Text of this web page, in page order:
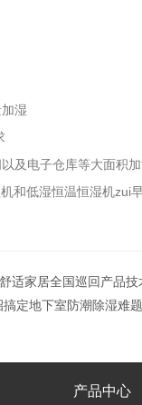
湿
及电子仓库等大面积
和低湿恒温恒湿机zui
适家居全国巡回产品技
定地下室防潮除湿难题
产品中心